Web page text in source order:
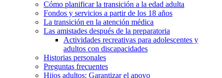
Cómo planificar la transición a la edad adulta
Fondos y servicios a partir de los 18 años
La transición en la atención médica
Las amistades después de la preparatoria
Actividades recreativas para adolescentes y
adultos con discapacidades
Historias personales
Preguntas frecuentes
Hijos adultos: Garantizar el apoyo